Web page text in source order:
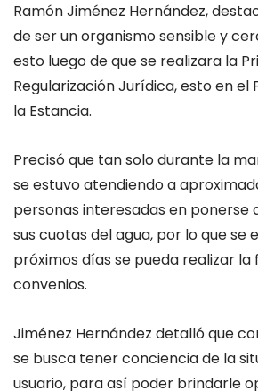
Ramón Jiménez Hernández,
de ser un organismo sensible y
esto luego de que se realizara la
Regularización Jurídica, esto en
la Estancia.
Precisó que tan solo durante la
se estuvo atendiendo a
personas interesadas en ponerse
sus cuotas del agua, por lo que se
próximos días se pueda realizar la
convenios.
Jiménez Hernández detalló que
se busca tener conciencia de la
usuario, para así poder brindarle